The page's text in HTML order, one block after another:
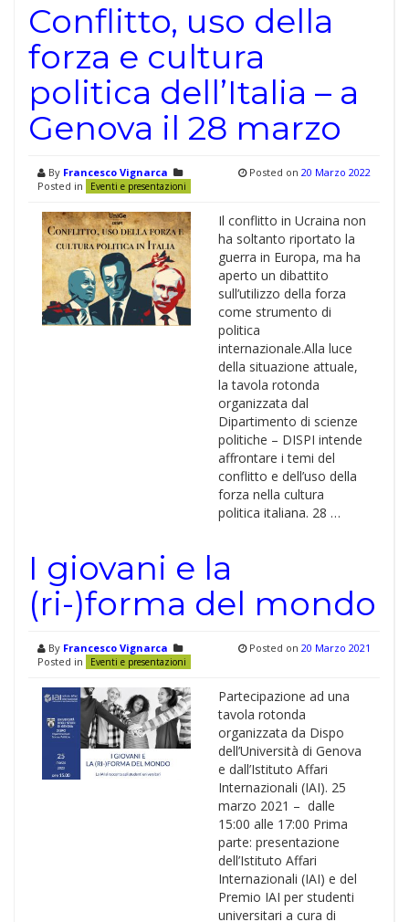
Conflitto, uso della
forza e cultura
politica dell’Italia – a
Genova il 28 marzo
By Francesco Vignarca
Posted in
Eventi e presentazioni
Posted on 20 Marzo 2022
Il conflitto in Ucraina non
ha soltanto riportato la
guerra in Europa, ma ha
aperto un dibattito
sull’utilizzo della forza
come strumento di
politica
internazionale.Alla luce
della situazione attuale,
la tavola rotonda
organizzata dal
Dipartimento di scienze
politiche – DISPI intende
affrontare i temi del
conflitto e dell’uso della
forza nella cultura
politica italiana. 28 …
I giovani e la
(ri-)forma del mondo
By Francesco Vignarca
Posted in
Eventi e presentazioni
Posted on 20 Marzo 2021
Partecipazione ad una
tavola rotonda
organizzata da Dispo
dell’Università di Genova
e dall’Istituto Affari
Internazionali (IAI). 25
marzo 2021 – dalle
15:00 alle 17:00 Prima
parte: presentazione
dell’Istituto Affari
Internazionali (IAI) e del
Premio IAI per studenti
universitari a cura di